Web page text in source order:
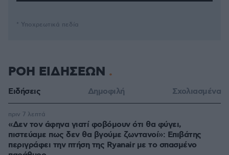
* Υποχρεωτικά πεδία
ΡΟΗ ΕΙΔΗΣΕΩΝ
Ειδήσεις Δημοφιλή Σχολιασμένα
«Δεν τον άφηνα γιατί φοβόμουν ότι θα φύγει,
πιστεύαμε πως δεν θα βγούμε ζωντανοί»: Επιβάτης
περιγράφει την πτήση της Ryanair με το σπασμένο
πριν 7 λεπτά